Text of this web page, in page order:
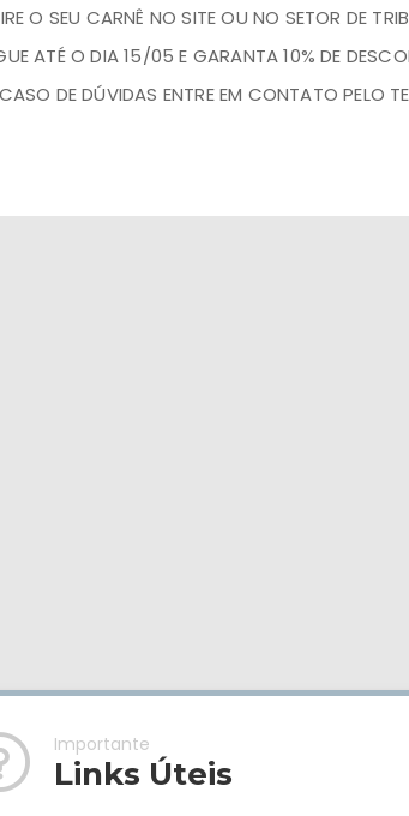
O SEU CARNÊ NO SITE OU NO SETOR DE
ATÉ O DIA 15/05 E GARANTA 10% DE
DE DÚVIDAS ENTRE EM CONTATO PELO
Importante
Links Úteis